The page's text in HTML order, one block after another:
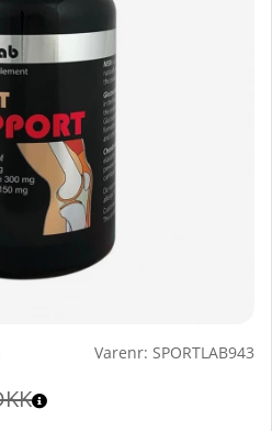
af 5 Antal vurderinger 1
Varenr: SPORTLAB943